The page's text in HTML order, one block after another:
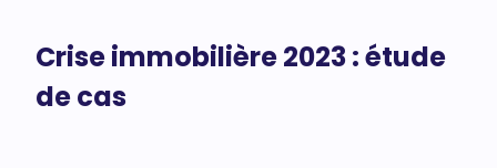
Crise immobilière 2023 : étude
de cas